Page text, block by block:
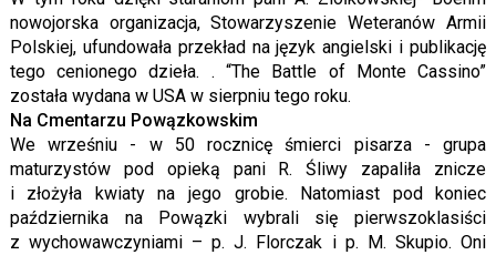
nowojorska organizacja, Stowarzyszenie Weteranów Armii
Polskiej, ufundowała przekład na język angielski i publikację
tego cenionego dzieła. . “The Battle of Monte Cassino”
została wydana w USA w sierpniu tego roku.
Na Cmentarzu Powązkowskim
We wrześniu - w 50 rocznicę śmierci pisarza - grupa
maturzystów pod opieką pani R. Śliwy zapaliła znicze
i złożyła kwiaty na jego grobie. Natomiast pod koniec
października na Powązki wybrali się pierwszoklasiści
z wychowawczyniami – p. J. Florczak i p. M. Skupio. Oni